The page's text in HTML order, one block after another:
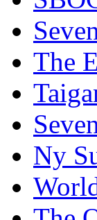
The
Ny